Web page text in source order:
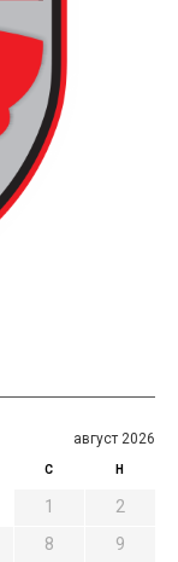
август 2026
С Н
1
2
8
9